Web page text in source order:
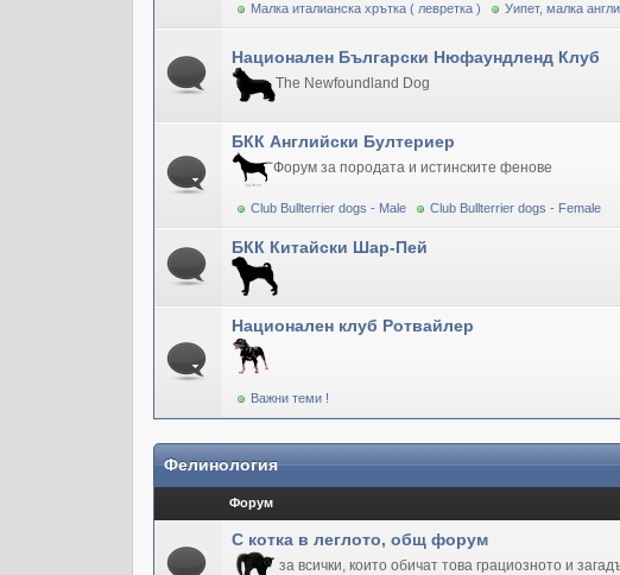
Малка италианска хрътка ( левретка )
Уипет, малка
Национален Български Нюфаундленд Клуб
The Newfoundland Dog
БКК Английски Бултериер
Форум за породата и истинските фенове
Club Bullterrier dogs - Male Club Bullterrier dogs - Female
БКК Китайски Шар-Пей
Национален клуб Ротвайлер
Важни теми !
Фелинология
Форум
С котка в леглото, общ форум
за всички, които обичат това грациозното и